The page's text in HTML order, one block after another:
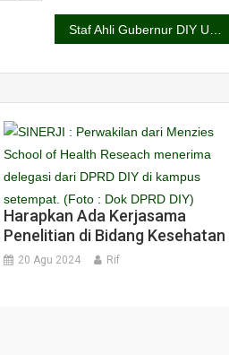
Staf Ahli Gubernur DIY Umar Priyono Meninggal
Harapkan Ada Kerjasama
Penelitian di Bidang Kesehatan
20 Agu 2024 Rif